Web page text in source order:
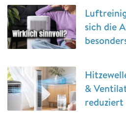
sich die
&
reduziert